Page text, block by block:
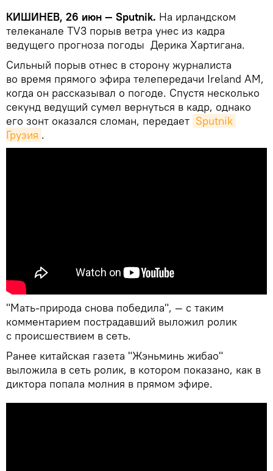
КИШИНЕВ, 26 июн — Sputnik. На ирландском
телеканале TV3 порыв ветра унес из кадра
ведущего прогноза погоды Дерика Хартигана.
Сильный порыв отнес в сторону журналиста
во время прямого эфира телепередачи Ireland AM,
когда он рассказывал о погоде. Спустя несколько
секунд ведущий сумел вернуться в кадр, однако
его зонт оказался сломан, передает Sputnik
Грузия .
"Мать-природа снова победила", — с таким
комментарием пострадавший выложил ролик
с происшествием в сеть.
Ранее китайская газета "Жэньминь жибао"
выложила в сеть ролик, в котором показано, как в
диктора попала молния в прямом эфире.